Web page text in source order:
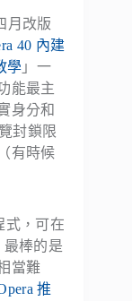
月改版
40 內建
學 」一
能最主
身分和
封鎖限
有時候
式，可在
最棒的是
當難
推